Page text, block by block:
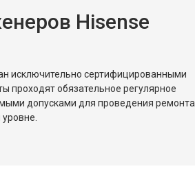
Hisense
исключительно сертифицированными
проходят обязательное регулярное
допусками для проведения ремонта